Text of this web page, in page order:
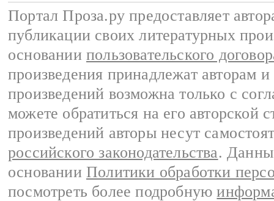
Портал Проза.ру предоставляет
публикации своих литературных
основании пользовательского
произведения принадлежат авторам
произведений возможна только с
можете обратиться на его авторской
произведений авторы несут
российского законодательства.
основании Политики обработки
посмотреть более подробную